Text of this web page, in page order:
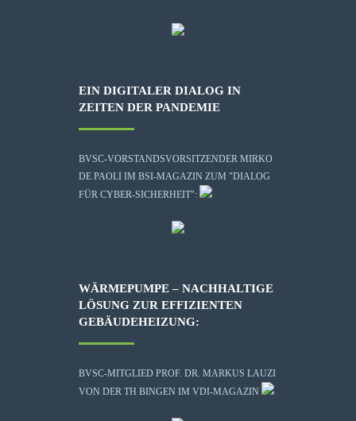
EIN DIGITALER DIALOG IN
ZEITEN DER PANDEMIE
BVSC-VORSTANDSVORSITZENDER MIRKO
DE PAOLI IM BSI-MAGAZIN ZUM "DIALOG
FÜR CYBER-SICHERHEIT":
WÄRMEPUMPE – NACHHALTIGE
LÖSUNG ZUR EFFIZIENTEN
GEBÄUDEHEIZUNG:
BVSC-MITGLIED PROF. DR. MARKUS LAUZI
VON DER TH BINGEN IM VDI-MAGAZIN